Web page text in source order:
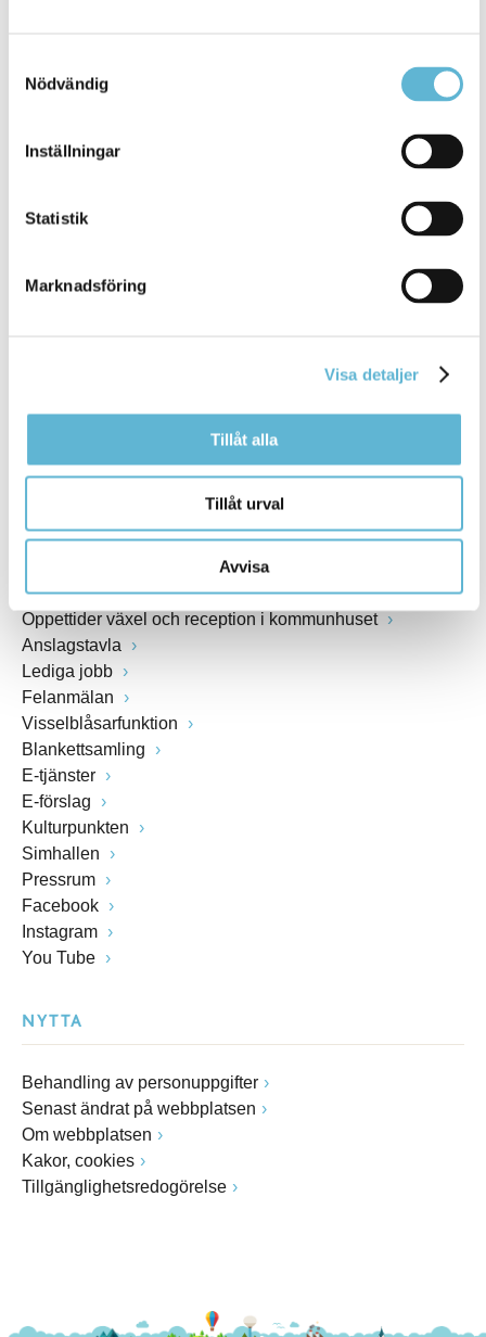
Nödvändig
Inställningar
Statistik
Marknadsföring
Visa detaljer
Tillåt alla
Tillåt urval
Avvisa
KONTAKT
Besöksadress
Box 18, 295 21 Bromölla
Fax: 0456-82 22 00
Öppettider växel och reception i kommunhuset
Anslagstavla
Lediga jobb
Felanmälan
Visselblåsarfunktion
Blankettsamling
E-tjänster
E-förslag
Kulturpunkten
Simhallen
Pressrum
Facebook
Instagram
You Tube
NYTTA
Behandling av personuppgifter
Senast ändrat på webbplatsen
Om webbplatsen
Kakor, cookies
Tillgänglighetsredogörelse